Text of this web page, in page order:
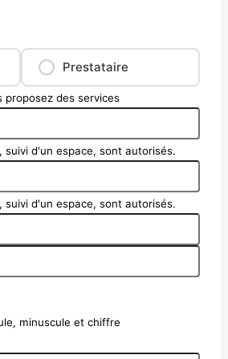
Prestataire
proposez des services
d'un espace, sont autorisés.
d'un espace, sont autorisés.
minuscule et chiffre